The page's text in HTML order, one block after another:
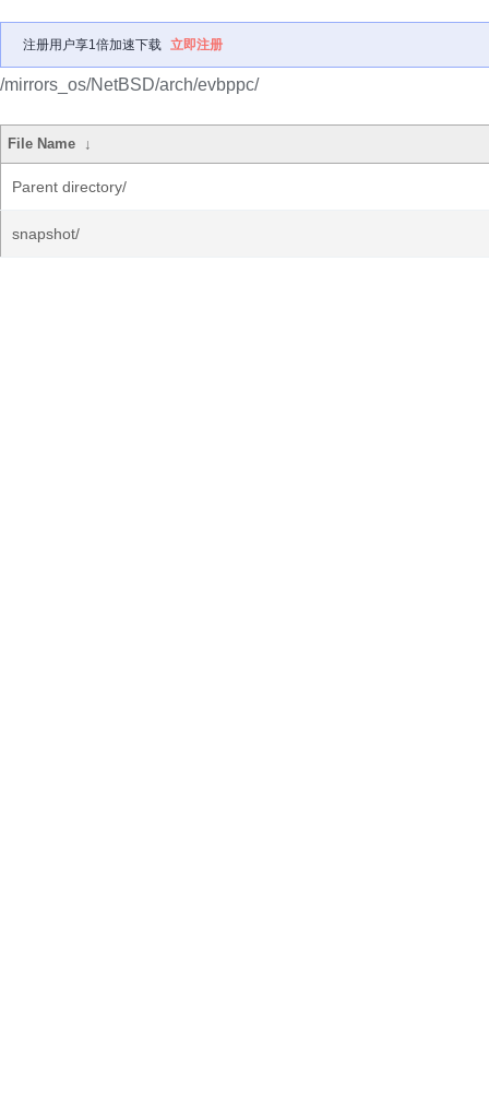
注册用户享1倍加速下载 立即注册
/mirrors_os/NetBSD/arch/evbppc/
File Name ↓
Parent directory/
snapshot/